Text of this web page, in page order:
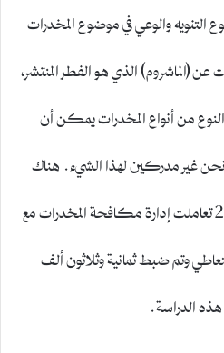
والوعي في موضوع المخدرات
(الماشروم) الذي هو الفطر المنتشر،
من أنواع المخدرات يمكن أن
غير مدركين لهذا الشيء. هناك
دراسة اطلعت عليها في عام 2024 تعاملت إدارة مكافحة المخدرات مع
وتم ضبط ثمانية وثلاثون ألف
الدراسة.